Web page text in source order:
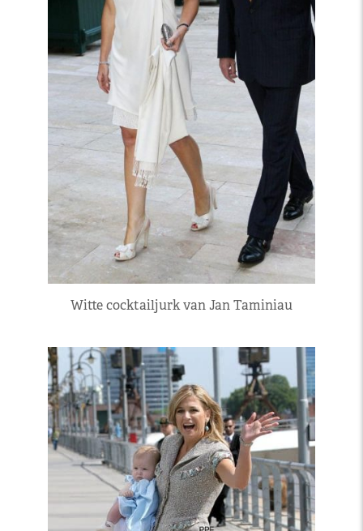
Witte cocktailjurk van Jan Taminiau